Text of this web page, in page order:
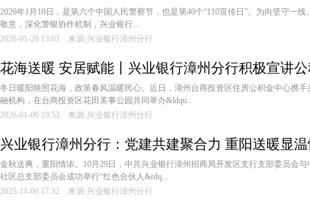
动
2026年1月10日，是第六个中国人民警察节，也是第40个“110宣传日”。为向坚守一
敬意，深化警银协作机制，兴业银行...
2026-01-20 13:03 来源:兴业银行漳州分行
花海送暖 安居赋能丨兴业银行漳州分行积极宣讲
冬日暖阳映照花海，政策春风温暖民心。近日，漳州台商投资区住房公积金中心携
融机构，在台商投资区花田美事公园共同举办&ldqu...
2026-01-06 19:53 来源:兴业银行漳州分行
兴业银行漳州分行：党建共建聚合力 重阳送暖显
金秋送爽，重阳情浓。10月29日，中共兴业银行漳州招商局开发区支行支部委员会
社区总支部委员会成功举行“红色合伙人&rdq...
2025-11-06 17:32 来源:兴业银行漳州分行